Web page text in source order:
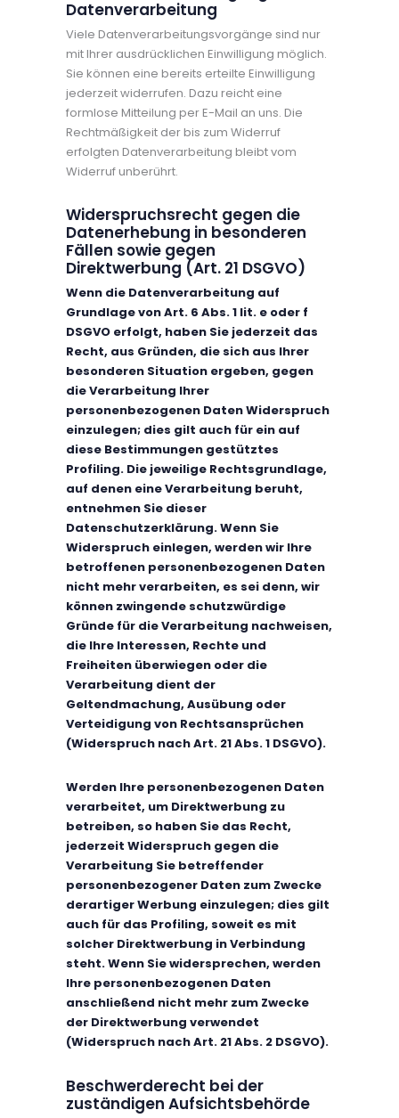
Datenverarbeitung
Viele Datenverarbeitungsvorgänge sind nur
mit Ihrer ausdrücklichen Einwilligung möglich.
Sie können eine bereits erteilte Einwilligung
jederzeit widerrufen. Dazu reicht eine
formlose Mitteilung per E-Mail an uns. Die
Rechtmäßigkeit der bis zum Widerruf
erfolgten Datenverarbeitung bleibt vom
Widerruf unberührt.
Widerspruchsrecht gegen die
Datenerhebung in besonderen
Fällen sowie gegen
Direktwerbung (Art. 21 DSGVO)
Wenn die Datenverarbeitung auf
Grundlage von Art. 6 Abs. 1 lit. e oder f
DSGVO erfolgt, haben Sie jederzeit das
Recht, aus Gründen, die sich aus Ihrer
besonderen Situation ergeben, gegen
die Verarbeitung Ihrer
personenbezogenen Daten Widerspruch
einzulegen; dies gilt auch für ein auf
diese Bestimmungen gestütztes
Profiling. Die jeweilige Rechtsgrundlage,
auf denen eine Verarbeitung beruht,
entnehmen Sie dieser
Datenschutzerklärung. Wenn Sie
Widerspruch einlegen, werden wir Ihre
betroffenen personenbezogenen Daten
nicht mehr verarbeiten, es sei denn, wir
können zwingende schutzwürdige
Gründe für die Verarbeitung nachweisen,
die Ihre Interessen, Rechte und
Freiheiten überwiegen oder die
Verarbeitung dient der
Geltendmachung, Ausübung oder
Verteidigung von Rechtsansprüchen
(Widerspruch nach Art. 21 Abs. 1 DSGVO).
Werden Ihre personenbezogenen Daten
verarbeitet, um Direktwerbung zu
betreiben, so haben Sie das Recht,
jederzeit Widerspruch gegen die
Verarbeitung Sie betreffender
personenbezogener Daten zum Zwecke
derartiger Werbung einzulegen; dies gilt
auch für das Profiling, soweit es mit
solcher Direktwerbung in Verbindung
steht. Wenn Sie widersprechen, werden
Ihre personenbezogenen Daten
anschließend nicht mehr zum Zwecke
der Direktwerbung verwendet
(Widerspruch nach Art. 21 Abs. 2 DSGVO).
Beschwerderecht bei der
zuständigen Aufsichtsbehörde